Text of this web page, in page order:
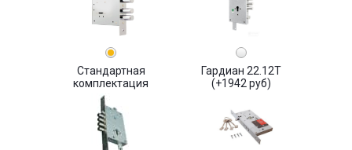
Стандартная
комплектация
Гардиан 22.12Т
(+1942 руб)